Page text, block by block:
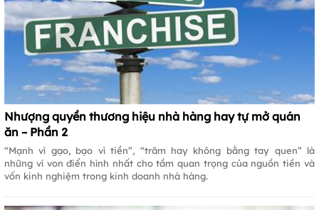
Nhượng quyền thương hiệu nhà hàng hay tự mở quán
ăn – Phần 2
“Mạnh vì gạo, bạo vì tiền”, “trăm hay không bằng tay quen” là
những ví von điển hình nhất cho tầm quan trọng của nguồn tiền và
vốn kinh nghiệm trong kinh doanh nhà hàng.